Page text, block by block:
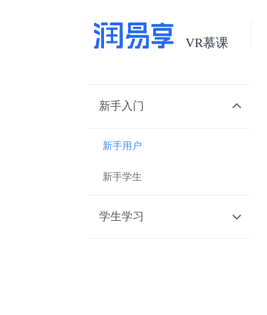
新手入门
新手用户
新手学生
学生学习